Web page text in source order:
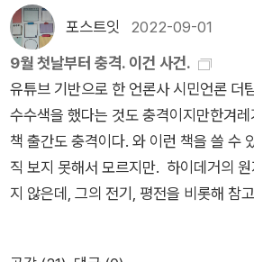
적인 진리를 인식하는데는 실패할 지라
간접적으로 형상을 인지하듯 개별적인
구분할 수는 있을 것이며 더듬으며 진리
다. 소크라테스의 산파술이 보여주는 수
끌어가는 방식은 이데아가 드러난 구체
가는, 감각의 세계로부터 형상의 세계로
이라 할 것이다. 그(플라톤)는 한 가지 감
인정하는 특징들 - 존재와 비존재, 다름
점에서는 민화가 아닐수도 있는 애매한
화라 생각된다. 기록화는 <삼국지>의 내
가 높다. 기록화는 대개 등축도법을 이용
의 기록화는 본격적인 그림 수업을 받은
그려진 것으로 짐작된다. _ 윤열수, <
어떻게 세계를 열어 밝히는가? 하이데거
를 해부함으로써 이 물음에 대한 답을 찾
세계-내-존재 곧 인간을 지징하는 말이다
'현-존재'(Da-Sein)라고 분철해 쓰기도
재의 현'(Das Da des Seins)을 뜻한다.
뜻하기만 하는 것이 아니라 '존재의 현'
'현'이라고 번역된 다(Da)는 독일어로 '거
소나 자리를 뜻하는 말이다. 존재의 자리
데거 사상의 세계로 안내한다.˝국내 하이
지만 아직 이런 규모의 저작은 시도된 바
거 안내서로 이기상, 박찬국, 이수정 교
소위 비전공자가 쓸 수 있는 최대치가 아
이 읽기의 길잡이로 당분간은 최적의 책
포스트잇 2022-09-01
9월 첫날부터 충격. 이건 사건.
유튜브 기반으로 한 언론사 시민언론 더
수수색을 했다는 것도 충격이지만한겨
책 출간도 충격이다. 와 이런 책을 쓸 수
직 보지 못해서 모르지만. 하이데거의
지 않은데, 그의 전기, 평전을 비롯해 참
리묵부터 먹고 있는 꼴인데... 산은 언제